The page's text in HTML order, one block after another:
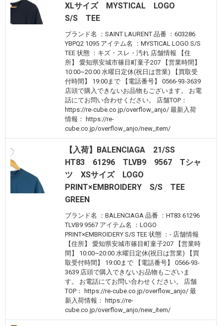
XLサイズ MYSTICAL LOGO
S/S TEE
ブランド名 ：SAINT LAURENT 品番 ：603286
YBPQ2 1095 アイテム名 ：MYSTICAL LOGO S/S
TEE 状態 ：キズ・スレ・汚れ 店舗情報 【住
所】 愛知県安城市篠目町童子207 【営業時間】
10:00~20:00 水曜日定休(祝日は営業) 【買取受
付時間】 19:00まで 【電話番号】 0566-93-3639
店頭で購入できないお品物もございます。 お電
話にてお問い合わせください。 店舗TOP：
https://re-cube.co.jp/overflow_anjo/ 最新入荷
情報： https://re-
cube.co.jp/overflow_anjo/new_item/
【入荷】BALENCIAGA 21/SS
HT83 61296 TLVB9 9567 Tシャ
ツ XSサイズ LOGO
PRINT×EMBROIDERY S/S TEE
GREEN
ブランド名 ：BALENCIAGA 品番 ：HT83 61296
TLVB9 9567 アイテム名 ：LOGO
PRINT×EMBROIDERY S/S TEE 状態 ：- 店舗情報
【住所】 愛知県安城市篠目町童子207 【営業時
間】 10:00~20:00 水曜日定休(祝日は営業) 【買
取受付時間】 19:00まで 【電話番号】 0566-93-
3639 店頭で購入できないお品物もございま
す。 お電話にてお問い合わせください。 店舗
TOP： https://re-cube.co.jp/overflow_anjo/ 最
新入荷情報： https://re-
cube.co.jp/overflow_anjo/new_item/